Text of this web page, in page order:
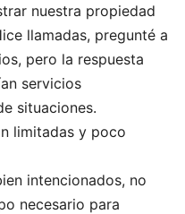
nuestra propiedad
llamadas, pregunté a
pero la respuesta
servicios
situaciones.
limitadas y poco
intencionados, no
necesario para